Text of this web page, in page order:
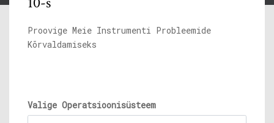
Proovige Meie Instrumenti Probleemide
Kõrvaldamiseks
Valige Operatsioonisüsteem